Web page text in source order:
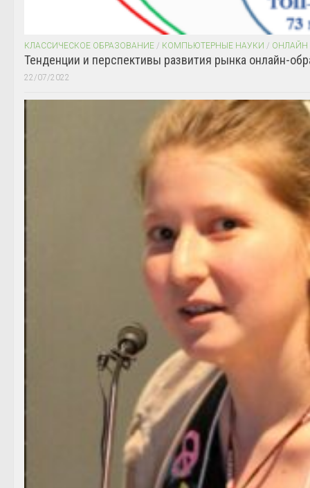
КЛАССИЧЕСКОЕ ОБРАЗОВАНИЕ / КОМПЬЮТЕРНЫЕ НАУКИ / ОНЛАЙН
Тенденции и перспективы развития рынка онлайн-
22/07/2022